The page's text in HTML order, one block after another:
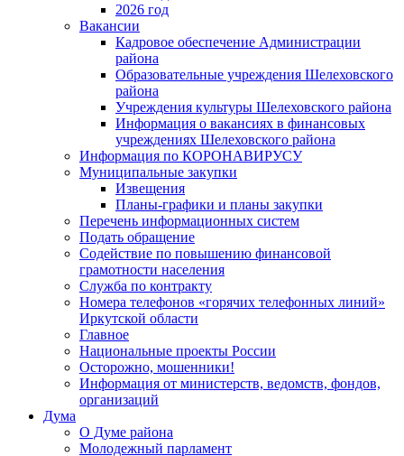
2026 год
Вакансии
Кадровое обеспечение Администрации
района
Образовательные учреждения Шелеховского
района
Учреждения культуры Шелеховского района
Информация о вакансиях в финансовых
учреждениях Шелеховского района
Информация по КОРОНАВИРУСУ
Муниципальные закупки
Извещения
Планы-графики и планы закупки
Перечень информационных систем
Подать обращение
Содействие по повышению финансовой
грамотности населения
Служба по контракту
Номера телефонов «горячих телефонных линий»
Иркутской области
Главное
Национальные проекты России
Осторожно, мошенники!
Информация от министерств, ведомств, фондов,
организаций
Дума
О Думе района
Молодежный парламент